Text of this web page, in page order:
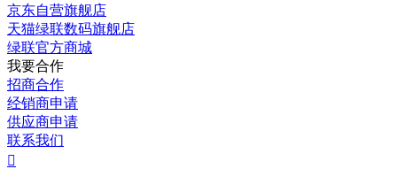
京东自营旗舰店
天猫绿联数码旗舰店
绿联官方商城
我要合作
招商合作
经销商申请
供应商申请
联系我们
